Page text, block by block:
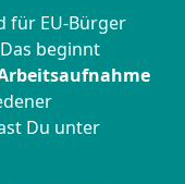
für EU-Bürger
beginnt
Du unter